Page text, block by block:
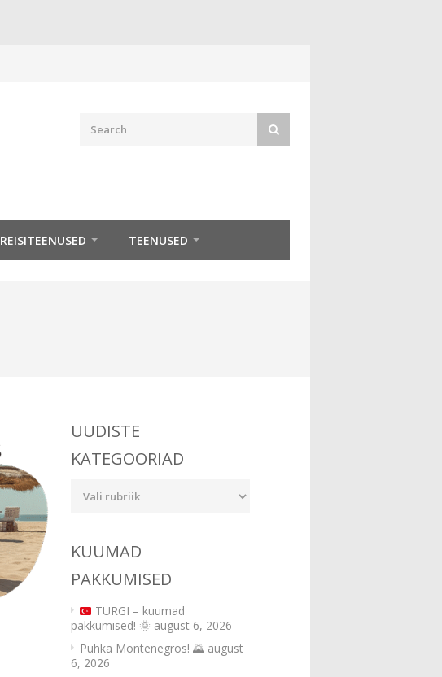
REISITEENUSED TEENUSED
UUDISTE
KATEGOORIAD
KUUMAD
PAKKUMISED
TÜRGI – kuumad
pakkumised! 🌞 august 6, 2026
Puhka Montenegros! 🌄 august
6, 2026